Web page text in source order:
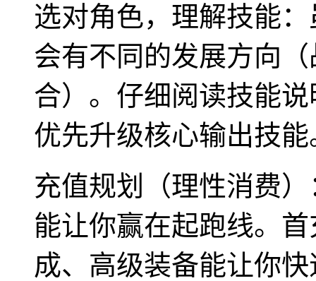
选对角色，理解技能
会有不同的发展方向
合）。仔细阅读技能
优先升级核心输出技能
充值规划（理性消费
能让你赢在起跑线。
成、高级装备能让你